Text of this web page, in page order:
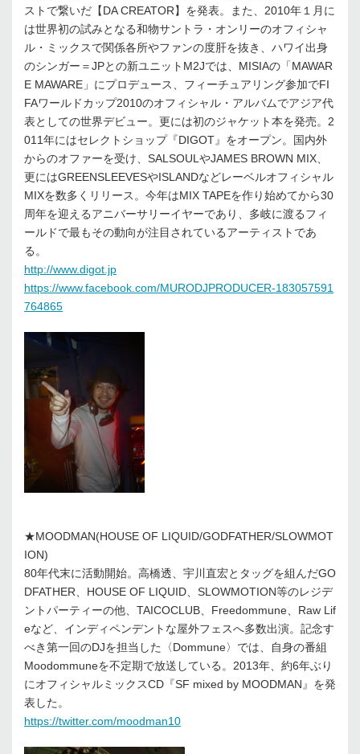
ストで繋いだ【DA CREATOR】を発表。また、2010年１月に
は世界初の試みとなる和物サントラ・オンリーのオフィシャ
ル・ミックスで関係各所やファンの度肝を抜き、ハワイ出身
のシンガー＝JPとの新ユニットM2Jでは、MISIAの「MAWAR
E MAWARE」にプロデュース、フィーチュアリング参加でFI
FAワールドカップ2010のオフィシャル・アルバムでアジア代
表としての世界デビュー。更には初のジャケット本を発売。2
011年にはセレクトショップ『DIGOT』をオープン。国内外
からのオファーを受け、SALSOULやJAMES BROWN MIX、
更にはGREENSLEEVESやISLANDなどレーベルオフィシャル
MIXを数多くリリース。今年はMIX TAPEを作り始めてから30
周年を迎えるアニバーサリーイヤーであり、多岐に渡るフィ
ールドで最もその動向が注目されているアーティストであ
る。
http://www.digot.jp
https://www.facebook.com/MURODJPRODUCER-183057591
764865
★MOODMAN(HOUSE OF LIQUID/GODFATHER/SLOWMOT
ION)
80年代末に活動開始。高橋透、宇川直宏とタッグを組んだGO
DFATHER、HOUSE OF LIQUID、SLOWMOTION等のレジデ
ントパーティーの他、TAICOCLUB、Freedommune、Raw Lif
eなど、インディペンデントな屋外フェスへ多数出演。記念す
べき第一回のDJを担当した〈Dommune〉では、自身の番組
Moodommuneを不定期で放送している。2013年、約6年ぶり
にオフィシャルミックスCD『SF mixed by MOODMAN』を発
表した。
https://twitter.com/moodman10